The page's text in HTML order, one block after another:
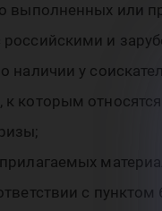
выполненных или
российскими и
наличии у
к которым
с